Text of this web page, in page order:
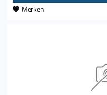
Merken